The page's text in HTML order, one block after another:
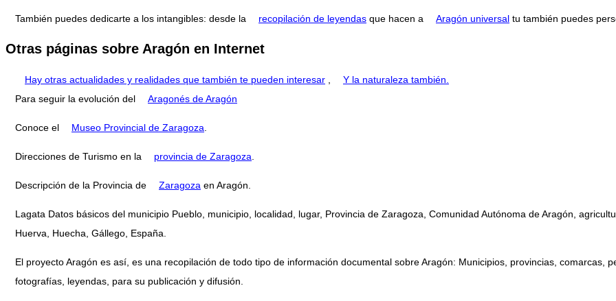
También puedes dedicarte a los intangibles: desde la recopilación de leyendas que hacen a Aragón universal tu también puedes
Otras páginas sobre Aragón en Internet
Hay otras actualidades y realidades que también te pueden interesar
Y la naturaleza también.
Para seguir la evolución del
Aragonés de Aragón
Conoce el Museo Provincial de Zaragoza
Direcciones de Turismo en la provincia de Zaragoza
Descripción de la Provincia de Zaragoza en Aragón.
Lagata Datos básicos del municipio Pueblo, municipio, localidad, lugar, Provincia de Zaragoza, Comunidad Autónoma de Aragón,
Huerva, Huecha, Gállego, España.
El proyecto Aragón es así, es una recopilación de todo tipo de información documental sobre Aragón: Municipios, provincias, comarcas,
fotografías, leyendas, para su publicación y difusión.